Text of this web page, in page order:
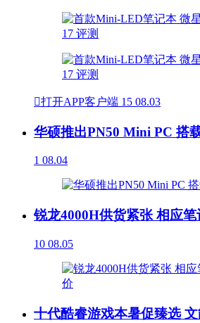
打开APP客户端 15 08.03
华硕推出PN50 Mini PC 搭
1 08.04
锐龙4000H供货紧张 相应
10 08.05
十代酷睿游戏本暑促臻选